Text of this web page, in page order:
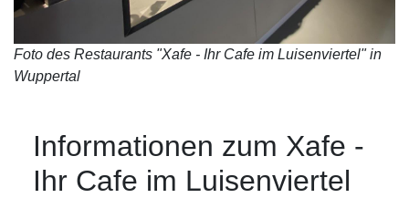
Foto des Restaurants "Xafe - Ihr Cafe im Luisenviertel" in
Wuppertal
Informationen zum Xafe -
Ihr Cafe im Luisenviertel